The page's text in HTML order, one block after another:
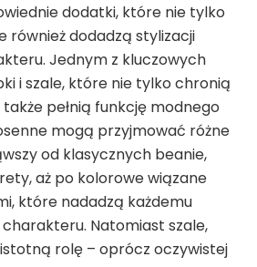
dodatki, które nie tylko
również dodadzą stylizacji
Jednym z kluczowych
i szale, które nie tylko chronią
pełnią funkcję modnego
mogą przyjmować różne
od klasycznych beanie,
aż po kolorowe wiązane
które nadadzą każdemu
Natomiast szale,
rolę – oprócz oczywistej